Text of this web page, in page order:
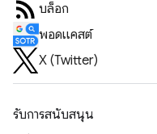
บล็อก
พอดแคสต์
X (Twitter)
รับการสนับสนุน